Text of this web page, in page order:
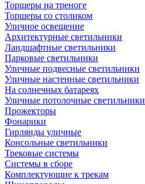
Торшеры на треноге
Торшеры со столиком
Уличное освещение
Архитектурные светильники
Ландшафтные светильники
Парковые светильники
Уличные подвесные светильники
Уличные настенные светильники
На солнечных батареях
Уличные потолочные светильники
Прожекторы
Фонарики
Гирлянды уличные
Консольные светильники
Трековые системы
Системы в сборе
Комплектующие к трекам